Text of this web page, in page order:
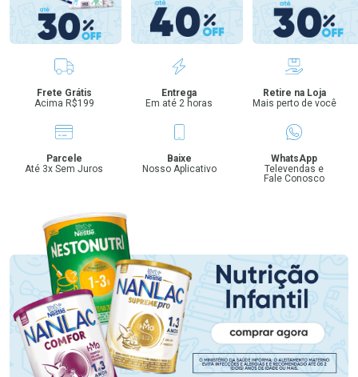
Benefícios
Frete Grátis
Acima R$199
Entrega
Em até 2 horas
Retire na Loja
Mais perto de você
Parcele
Até 3x Sem Juros
Baixe
Nosso Aplicativo
WhatsApp
Televendas e
Fale Conosco